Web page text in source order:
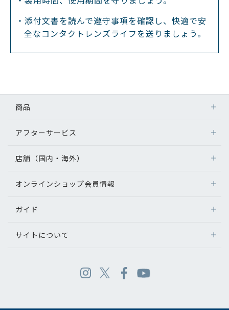
・添付文書を読んで遵守事項を確認し、快適で安
全なコンタクトレンズライフを送りましょう。
商品
アフターサービス
店舗（国内・海外）
オンラインショップ会員情報
ガイド
サイトについて